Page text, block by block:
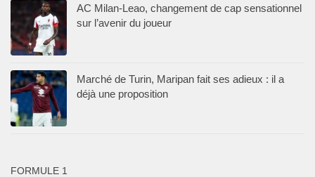
AC Milan-Leao, changement de cap sensationnel
sur l’avenir du joueur
Marché de Turin, Maripan fait ses adieux : il a
déjà une proposition
FORMULE 1